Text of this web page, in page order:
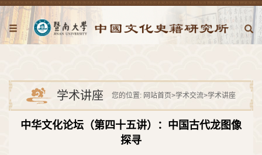
学术讲座 您的位置: 网站首页>学术交流>学术讲座
中华文化论坛（第四十五讲）：中国古代龙图像
探寻